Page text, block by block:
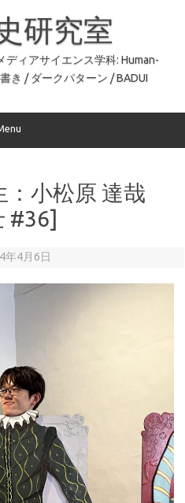
研究室
ディアサイエンス学科: Human-
き / ダークパターン / BADUI
：小松原 達哉
#36]
年4月6日